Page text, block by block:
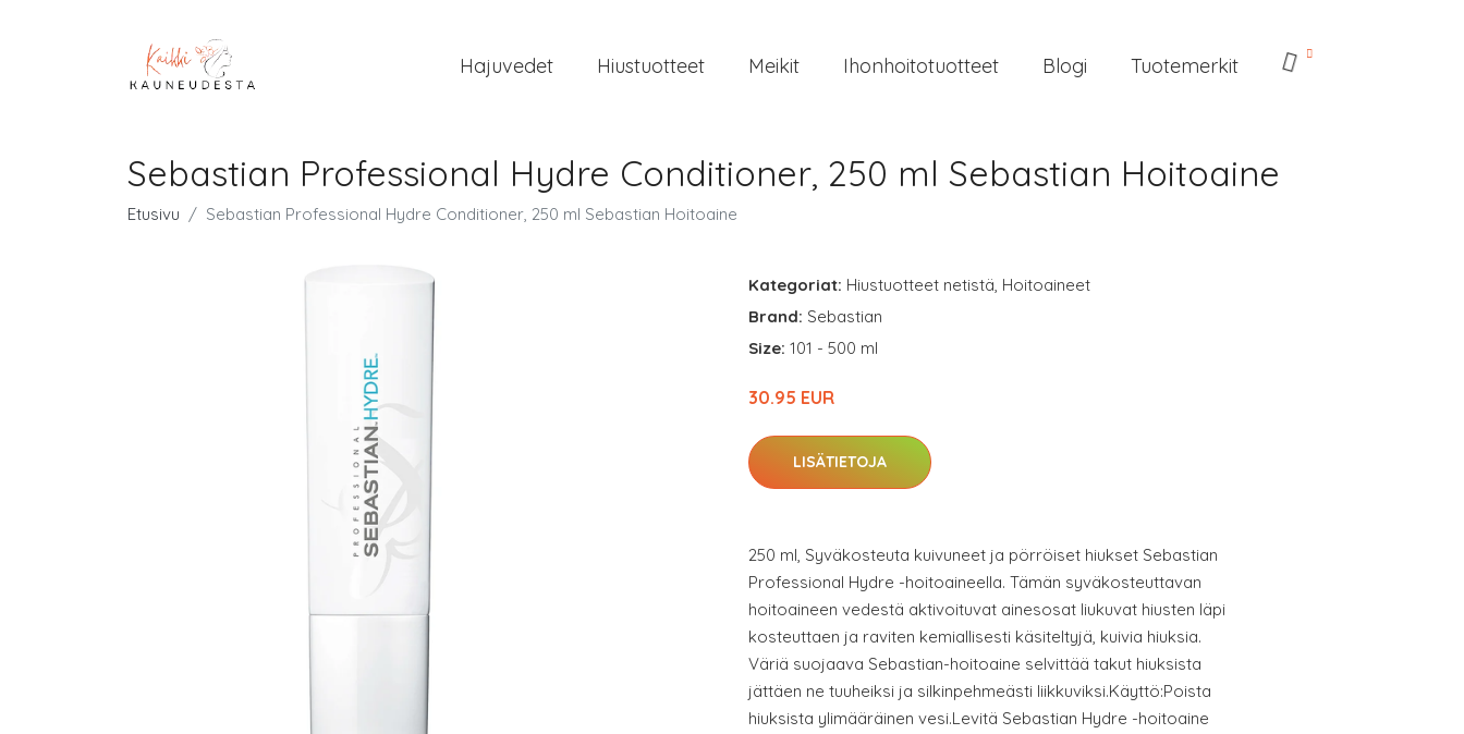
Hajuvedet Hiustuotteet Meikit Ihonhoitotuotteet Blogi Tuotemerkit
Sebastian Professional Hydre Conditioner, 250 ml Sebastian Hoitoaine
Etusivu Sebastian Professional Hydre Conditioner, 250 ml Sebastian Hoitoaine
Kategoriat: Hiustuotteet netistä, Hoitoaineet
Brand: Sebastian
Size: 101 - 500 ml
30.95 EUR
LISÄTIETOJA
250 ml, Syväkosteuta kuivuneet ja pörröiset hiukset Sebastian
Professional Hydre -hoitoaineella. Tämän syväkosteuttavan
hoitoaineen vedestä aktivoituvat ainesosat liukuvat hiusten läpi
kosteuttaen ja raviten kemiallisesti käsiteltyjä, kuivia hiuksia.
Väriä suojaava Sebastian-hoitoaine selvittää takut hiuksista
jättäen ne tuuheiksi ja silkinpehmeästi liikkuviksi.Käyttö:Poista
hiuksista ylimääräinen vesi.Levitä Sebastian Hydre -hoitoaine